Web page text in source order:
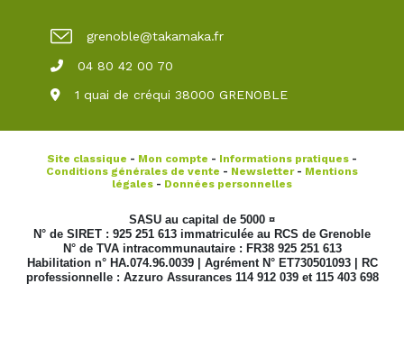
grenoble@takamaka.fr
04 80 42 00 70
1 quai de créqui 38000 GRENOBLE
Site classique - Mon compte - Informations pratiques -
Conditions générales de vente - Newsletter- Mentions
légales - Données personnelles
SASU au capital de 5000 ¤
N° de SIRET : 925 251 613 immatriculée au RCS de Grenoble
N° de TVA intracommunautaire : FR38 925 251 613
Habilitation n° HA.074.96.0039 | Agrément N° ET730501093 | RC
professionnelle : Azzuro Assurances 114 912 039 et 115 403 698